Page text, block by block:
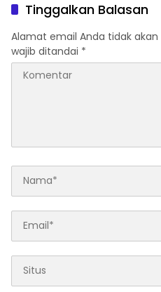
Tinggalkan Balasan
Alamat email Anda tidak akan
wajib ditandai *